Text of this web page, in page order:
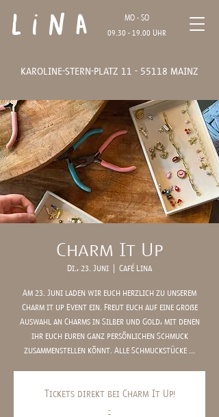
Lina
MO - SO
09.30 - 19.00 Uhr
karoline-stern-platz 11 - 55118 mainz
Charm It Up
Di., 23. Juni
  |
Café Lina
Am 23. Juni laden wir euch herzlich zu unserem
Charm it up Event ein. Freut euch auf eine große
Auswahl an Charms in Silber und Gold, mit denen
ihr euch euren ganz persönlichen Schmuck
zusammenstellen könnt. Alle Schmuckstücke ...
Tickets direkt bei Charm It Up!
-